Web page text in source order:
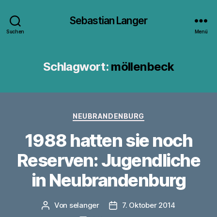
Suchen
Sebastian Langer
Menü
Schlagwort: möllenbeck
Kategorien
NEUBRANDENBURG
1988 hatten sie noch
Reserven: Jugendliche
in Neubrandenburg
Beitragsautor
Von selanger Veröffentlichungsdatum
7. Oktober 2014